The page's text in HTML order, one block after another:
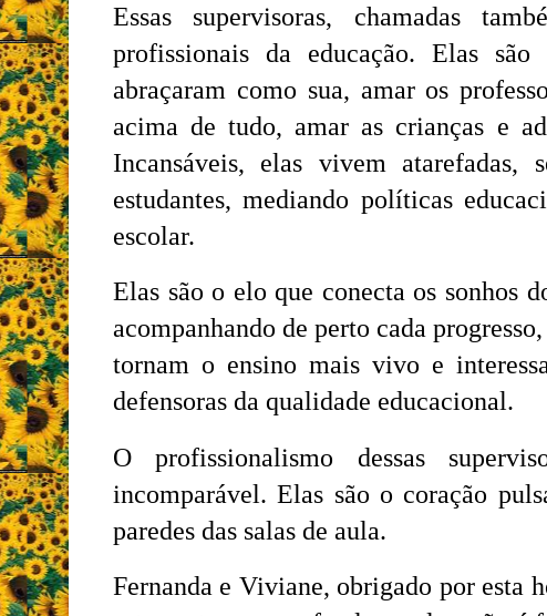
Essas supervisoras, chamadas
profissionais da educação. Elas
abraçaram como sua, amar os
acima de tudo, amar as crianças e
Incansáveis, elas vivem atarefadas,
estudantes, mediando políticas
escolar.
Elas são o elo que conecta os sonhos
acompanhando de perto cada
tornam o ensino mais vivo e
defensoras da qualidade educacional.
O profissionalismo dessas
incomparável. Elas são o coração
paredes das salas de aula.
Fernanda e Viviane, obrigado por esta